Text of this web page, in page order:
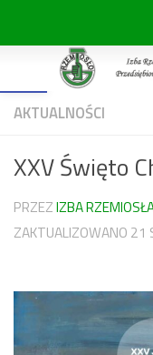
Open toolbar
AKTUALNOŚCI
XXV Święto
PRZEZIZBA
ZAKTUALIZOWANO 21